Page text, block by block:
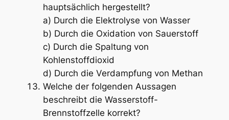
hauptsächlich hergestellt?
a) Durch die Elektrolyse von Wasser
b) Durch die Oxidation von Sauerstoff
c) Durch die Spaltung von
Kohlenstoffdioxid
d) Durch die Verdampfung von Methan
Welche der folgenden Aussagen
beschreibt die Wasserstoff-
Brennstoffzelle korrekt?